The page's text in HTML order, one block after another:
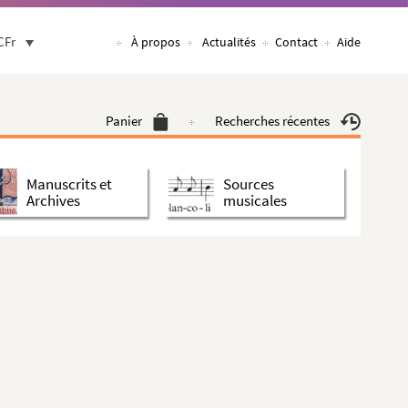
À propos Actualités Contact Aide
Panier Recherches récentes
Manuscrits et
Archives
Sources
musicales